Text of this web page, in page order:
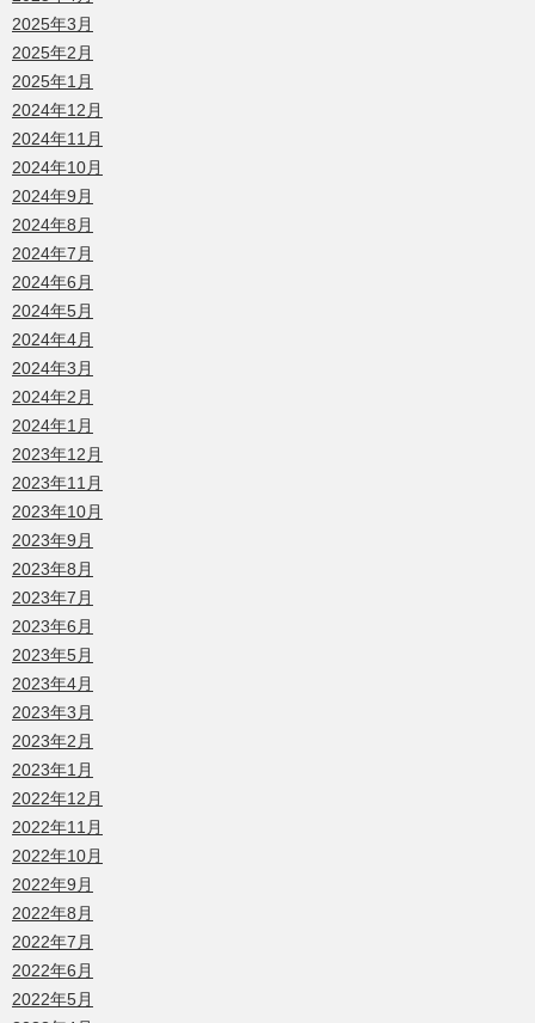
2025年3月
2025年2月
2025年1月
2024年12月
2024年11月
2024年10月
2024年9月
2024年8月
2024年7月
2024年6月
2024年5月
2024年4月
2024年3月
2024年2月
2024年1月
2023年12月
2023年11月
2023年10月
2023年9月
2023年8月
2023年7月
2023年6月
2023年5月
2023年4月
2023年3月
2023年2月
2023年1月
2022年12月
2022年11月
2022年10月
2022年9月
2022年8月
2022年7月
2022年6月
2022年5月